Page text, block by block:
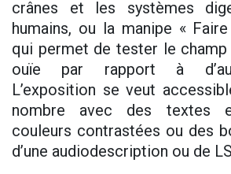
crânes et les systèmes
humains, ou la manipe «
qui permet de tester le
ouïe par rapport à
L’exposition se veut
nombre avec des textes
couleurs contrastées ou des
d’une audiodescription ou de